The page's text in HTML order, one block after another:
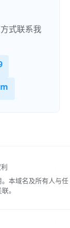
式联系我
本域名及所有人与任
。